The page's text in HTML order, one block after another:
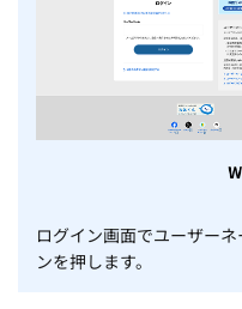
ログイン画面でユーザー
ンを押します。